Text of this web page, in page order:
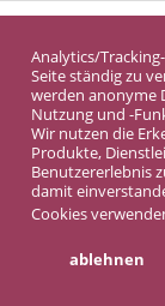
Analytics/
Seite ständig zu
werden anonyme
Nutzung und -
Wir nutzen die
Produkte,
Benutzererlebnis
damit
Cookies
ablehnen